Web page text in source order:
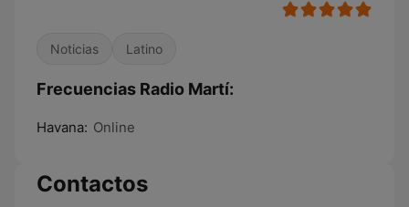
Noticias Latino
Frecuencias Radio Martí:
Havana: Online
Contactos